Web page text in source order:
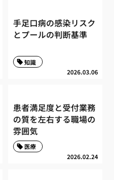
手足口病の感染リスク
とプールの判断基準
2026.03.06
知識
患者満足度と受付業務
の質を左右する職場の
雰囲気
2026.02.24
医療